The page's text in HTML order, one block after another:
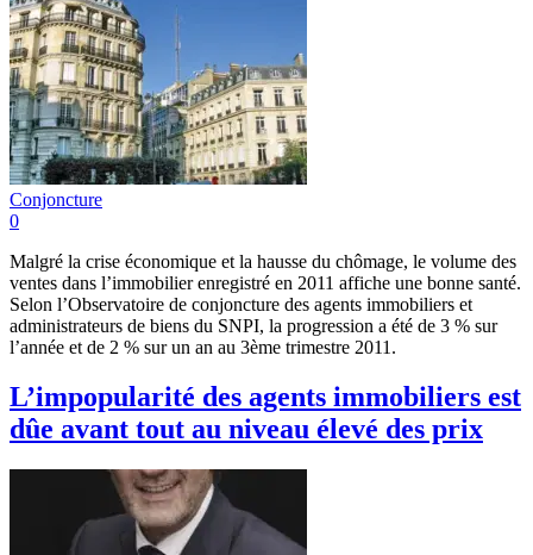
Conjoncture
0
Malgré la crise économique et la hausse du chômage, le volume des
ventes dans l’immobilier enregistré en 2011 affiche une bonne santé.
Selon l’Observatoire de conjoncture des agents immobiliers et
administrateurs de biens du SNPI, la progression a été de 3 % sur
l’année et de 2 % sur un an au 3ème trimestre 2011.
L’impopularité des agents immobiliers est
dûe avant tout au niveau élevé des prix